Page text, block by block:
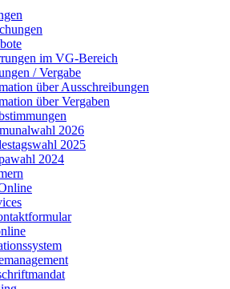
im VG-Bereich
/ Vergabe
über Ausschreibungen
über Vergaben
2026
2025
2024